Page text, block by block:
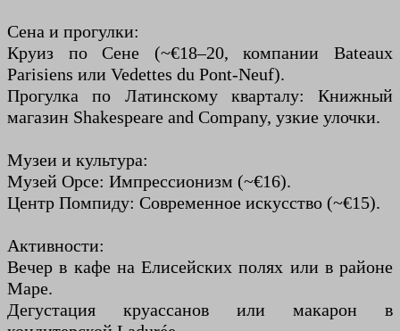
Сена и прогулки:
Круиз по Сене (~€18–20, компании Bateaux
Parisiens или Vedettes du Pont-Neuf).
Прогулка по Латинскому кварталу: Книжный
магазин Shakespeare and Company, узкие улочки.
Музеи и культура:
Музей Орсе: Импрессионизм (~€16).
Центр Помпиду: Современное искусство (~€15).
Активности:
Вечер в кафе на Елисейских полях или в районе
Маре.
Дегустация круассанов или макарон в